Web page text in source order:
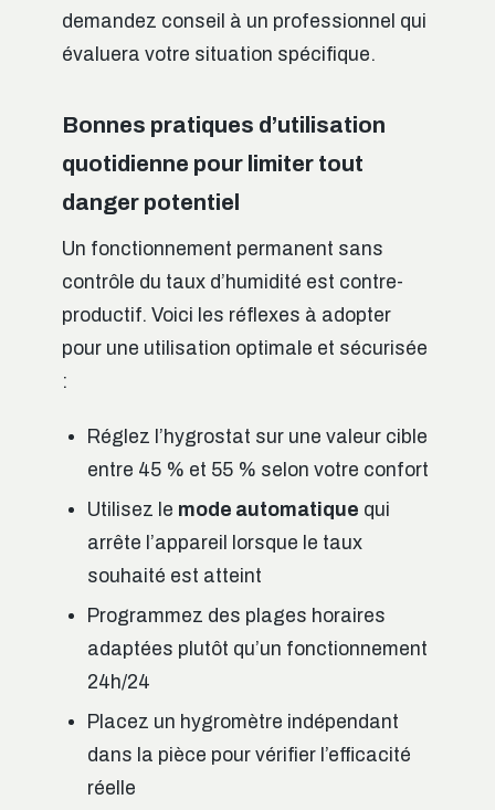
demandez conseil à un professionnel qui
évaluera votre situation spécifique.
Bonnes pratiques d’utilisation
quotidienne pour limiter tout
danger potentiel
Un fonctionnement permanent sans
contrôle du taux d’humidité est contre-
productif. Voici les réflexes à adopter
pour une utilisation optimale et sécurisée
:
Réglez l’hygrostat sur une valeur cible
entre 45 % et 55 % selon votre confort
Utilisez le mode automatique qui
arrête l’appareil lorsque le taux
souhaité est atteint
Programmez des plages horaires
adaptées plutôt qu’un fonctionnement
24h/24
Placez un hygromètre indépendant
dans la pièce pour vérifier l’efficacité
réelle